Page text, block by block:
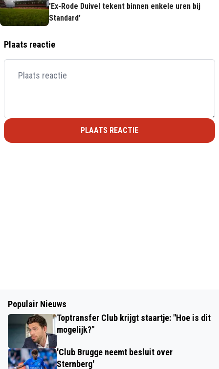
'Ex-Rode Duivel tekent binnen enkele uren bij
Standard'
Plaats reactie
PLAATS REACTIE
Populair Nieuws
Toptransfer Club krijgt staartje: "Hoe is dit
mogelijk?"
'Club Brugge neemt besluit over
Sternberg'